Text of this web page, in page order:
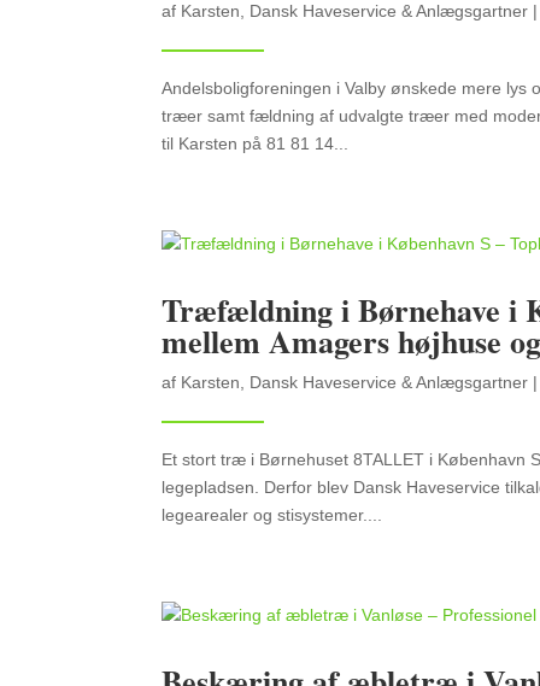
af Karsten, Dansk Haveservice & Anlægsgartner |
Andelsboligforeningen i Valby ønskede mere
træer samt fældning af udvalgte træer med
til Karsten på 81 81 14...
Træfældning i Børnehave i
mellem Amagers højhuse
af Karsten, Dansk Haveservice & Anlægsgartner |
Et stort træ i Børnehuset 8TALLET i København
legepladsen. Derfor blev Dansk Haveservice
legearealer og stisystemer....